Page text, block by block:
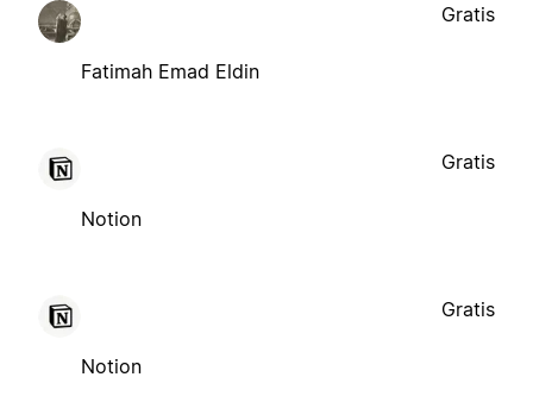
Fatimah Emad Eldin
Gratis
Notion
Gratis
Notion
Gratis